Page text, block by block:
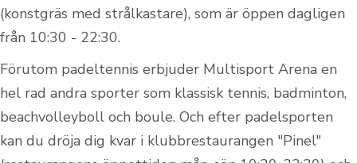
(konstgräs med strålkastare), som är öppen dagligen
från 10:30 - 22:30.
Förutom padeltennis erbjuder Multisport Arena en
hel rad andra sporter som klassisk tennis, badminton,
beachvolleyboll och boule. Och efter padelsporten
kan du dröja dig kvar i klubbrestaurangen "Pinel"